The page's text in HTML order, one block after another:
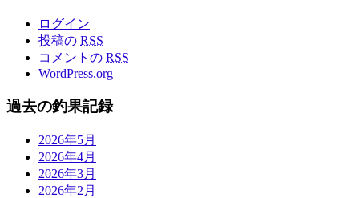
ログイン
投稿の RSS
コメントの RSS
WordPress.org
過去の釣果記録
2026年5月
2026年4月
2026年3月
2026年2月